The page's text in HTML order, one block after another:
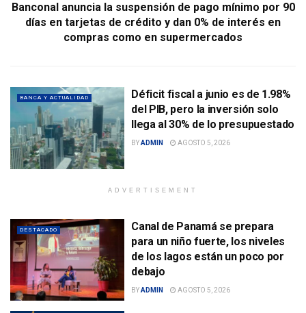
Banconal anuncia la suspensión de pago mínimo por 90
días en tarjetas de crédito y dan 0% de interés en
compras como en supermercados
BANCA Y ACTUALIDAD
Déficit fiscal a junio es de 1.98%
del PIB, pero la inversión solo
llega al 30% de lo presupuestado
BYADMIN AGOSTO 5, 2026
ADVERTISEMENT
DESTACADO
Canal de Panamá se prepara
para un niño fuerte, los niveles
de los lagos están un poco por
debajo
BYADMIN AGOSTO 5, 2026